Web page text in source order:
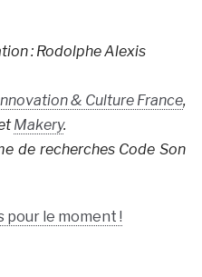
: Rodolphe Alexis
& Culture France,
Makery.
de recherches Code Son
pour le moment !